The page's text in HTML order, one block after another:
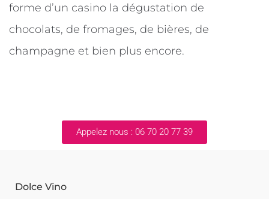
forme d’un casino la dégustation de
chocolats, de fromages, de bières, de
champagne et bien plus encore.
Appelez nous : 06 70 20 77 39
Dolce Vino